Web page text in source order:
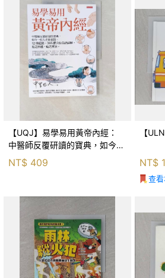
【UQJ】易學易用黃帝內經：
中醫師反覆研讀的寶典，如今一
般人也能實踐。12條經絡、365
個穴位白話詳解，經之所過，病
NT$ 409
【
NT$
查